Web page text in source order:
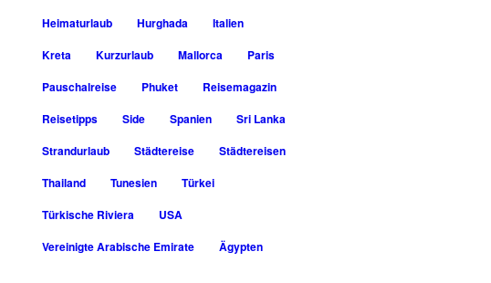
Heimaturlaub
Hurghada
Italien
Kreta
Kurzurlaub Mallorca
Paris
Pauschalreise
Phuket
Reisemagazin
Reisetipps
Side Spanien
Sri Lanka
Strandurlaub
Städtereise
Städtereisen
Thailand
Tunesien
Türkei
Türkische Riviera
USA
Vereinigte Arabische Emirate
Ägypten